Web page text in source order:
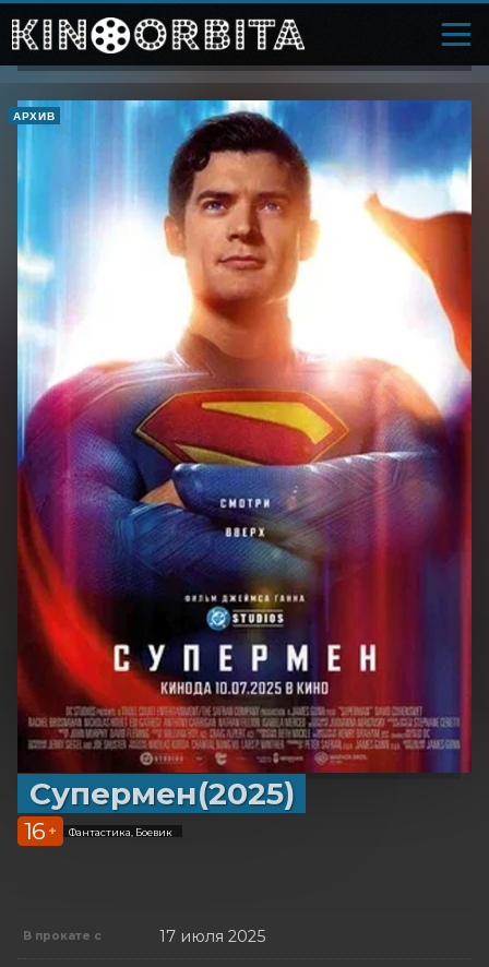
АРХИВ
Супермен(2025)
16 + Фантастика, Боевик
В прокате с 17 июля 2025